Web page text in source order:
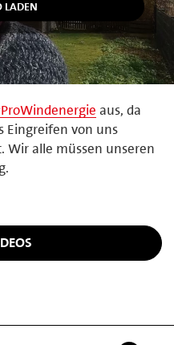
ProWindenergie aus, da
Eingreifen von uns
Wir alle müssen unseren